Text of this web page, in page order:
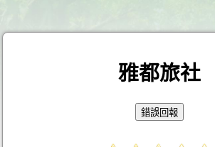
雅都旅社